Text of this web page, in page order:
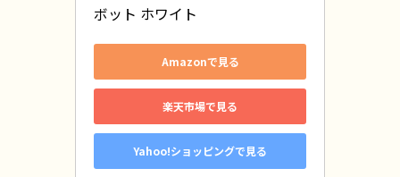
ボット ホワイト
Amazonで見る
楽天市場で見る
Yahoo!ショッピングで見る